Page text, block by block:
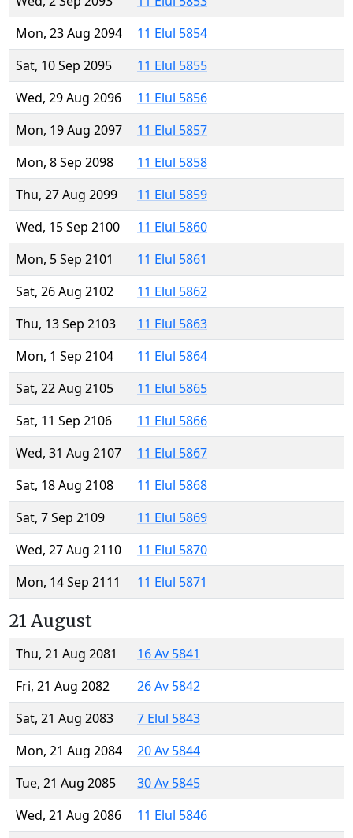
Mon, 23 Aug 2094
11 Elul 5854
Sat, 10 Sep 2095
11 Elul 5855
Wed, 29 Aug 2096
11 Elul 5856
Mon, 19 Aug 2097
11 Elul 5857
Mon, 8 Sep 2098
11 Elul 5858
Thu, 27 Aug 2099
11 Elul 5859
Wed, 15 Sep 2100
11 Elul 5860
Mon, 5 Sep 2101
11 Elul 5861
Sat, 26 Aug 2102
11 Elul 5862
Thu, 13 Sep 2103
11 Elul 5863
Mon, 1 Sep 2104
11 Elul 5864
Sat, 22 Aug 2105
11 Elul 5865
Sat, 11 Sep 2106
11 Elul 5866
Wed, 31 Aug 2107
11 Elul 5867
Sat, 18 Aug 2108
11 Elul 5868
Sat, 7 Sep 2109
11 Elul 5869
Wed, 27 Aug 2110
11 Elul 5870
Mon, 14 Sep 2111
11 Elul 5871
21 August
Thu, 21 Aug 2081
16 Av 5841
Fri, 21 Aug 2082
26 Av 5842
Sat, 21 Aug 2083
7 Elul 5843
Mon, 21 Aug 2084
20 Av 5844
Tue, 21 Aug 2085
30 Av 5845
Wed, 21 Aug 2086
11 Elul 5846